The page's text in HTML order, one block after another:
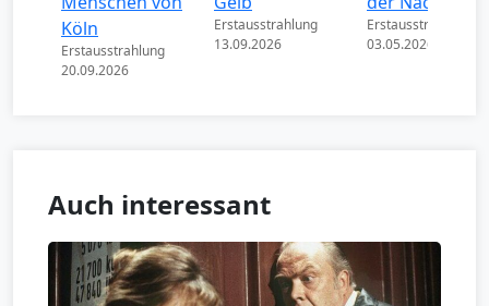
Köln
Erstausstrahlung
20.09.2026
Erstausstrahlung
13.09.2026
Erstausstrahlung
03.05.2026
Auch interessant